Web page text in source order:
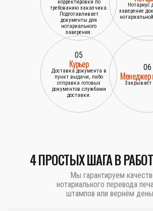
корректировки по
требованию заказчика.
Подготавливает
документы для
нотариального
заверения.
Нотариус
заверение
05
Курьер
Доставка документа в
пункт выдачи, либо
отправка готовых
документов службами
доставки.
06
Менеджер
Закрывает
4 ПРОСТЫХ ШАГА В
Мы гарантируем
нотариального перевода
штампов или вернём